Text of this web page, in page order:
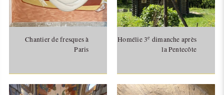
Chantier de fresques à
Paris
Homélie 3e dimanche après
la Pentecôte